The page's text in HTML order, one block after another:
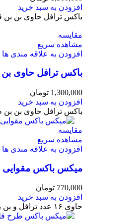
افزودن به سبد خرید
باکس ترافل حاوی بن بن
مقایسه
مشاهده سریع
افزودن به علاقه مندی ها
باکس ترافل حاوی
1,300,000 تومان
افزودن به سبد خرید
باکس ترافل حاوی بن بن
مقایسه
مشاهده سریع
افزودن به علاقه مندی ها
میکس باکس مقوایی 16 عددی
770,000 تومان
افزودن به سبد خرید
حاوی ۱۶ عدد ترافل و بن بن